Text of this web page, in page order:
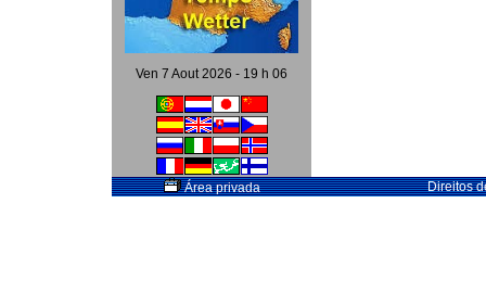
Ven 7 Aout 2026 - 19 h 06
Área privada Direitos